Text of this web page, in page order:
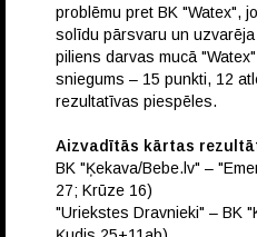
problēmu pret BK "Watex",
solīdu pārsvaru un
piliens darvas mucā
sniegums – 15 punkti, 12
rezultatīvas piespēles.
Aizvadītās kārtas
BK "Ķekava/Bebe.lv" –
27; Krūze 16)
"Uriekstes Dravnieki" – BK